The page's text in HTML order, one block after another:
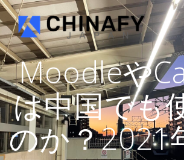
コ
ン
テ
ン
ツ
へ
ス
キ
ッ
プ
Moodleや
は中国でも
のか？2021